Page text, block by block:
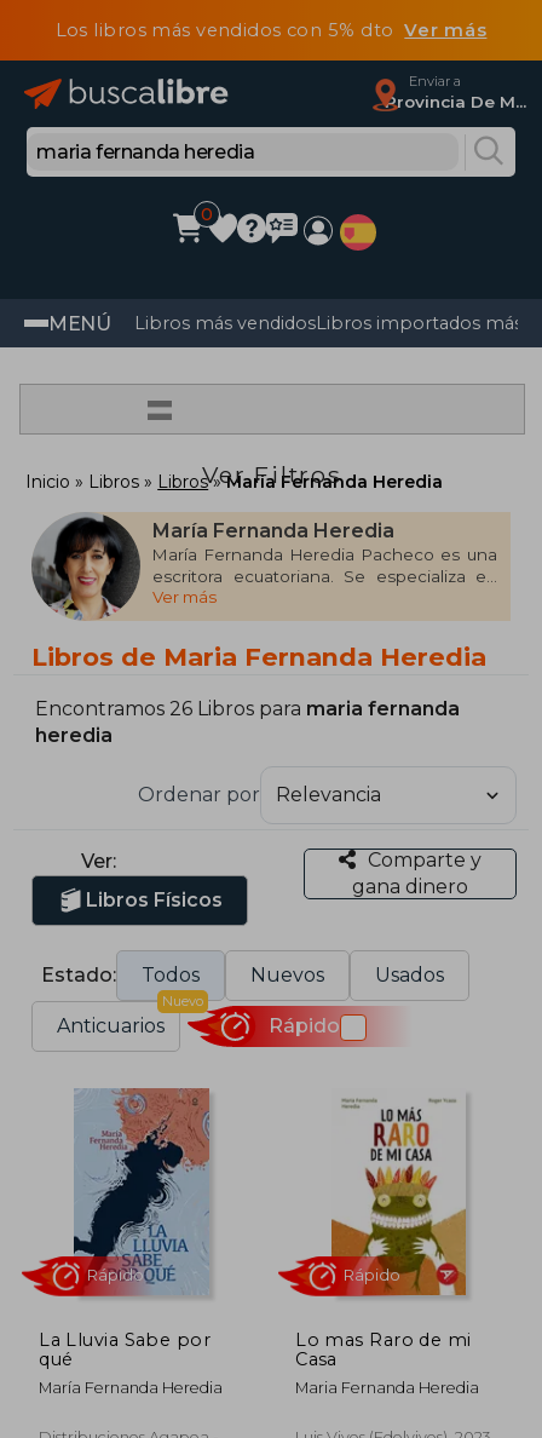
Los libros más vendidos con 5% dtoVer más
Enviar a
Provincia De Madrid
0
MENÚ Libros más vendidosLibros importados más
=
Ver Filtros
Inicio Libros Libros María Fernanda Heredia
María Fernanda Heredia
María Fernanda Heredia Pacheco es una
escritora ecuatoriana. Se especializa en
cuentos y novelas dirigidas al público
infantil y juvenil.​ Ha publicado más de
relatos. Sus obras circulan en toda
Ver más
Libros de Maria Fernanda Heredia
Encontramos 26 Libros para maria fernanda
heredia
Ordenar por
Ver:
Libros Físicos
Comparte y
gana dinero
Estado: Todos Nuevos Usados
Anticuarios
Nuevo
Rápido
La Lluvia Sabe por
qué
María Fernanda Heredia
Lo mas Raro de mi
Casa
Maria Fernanda Heredia